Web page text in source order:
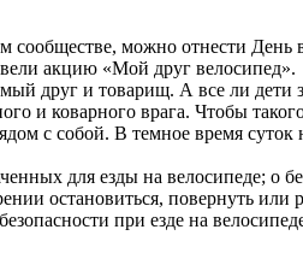
можно отнести День
акцию «Мой друг велосипед».
друг и товарищ. А все ли
и коварного врага. Чтобы
с собой. В темное время
для езды на велосипеде;
остановиться, повернуть или
при езде на